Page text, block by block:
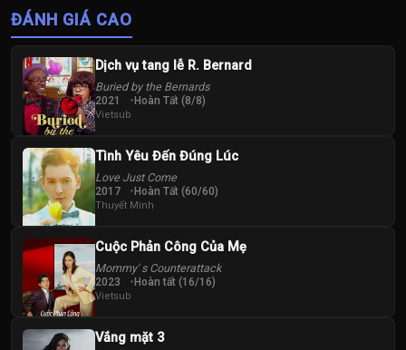
ĐÁNH GIÁ CAO
Dịch vụ tang lễ R. Bernard
Buried by the Bernards
2021 Hoàn Tất (8/8)
Vietsub
Tình Yêu Đến Đúng Lúc
Love Just Come
2017 Hoàn Tất (60/60)
Thuyết Minh
Cuộc Phản Công Của Mẹ
Mommy' s Counterattack
2023 Hoàn tất (16/16)
Vietsub
Vắng mặt 3